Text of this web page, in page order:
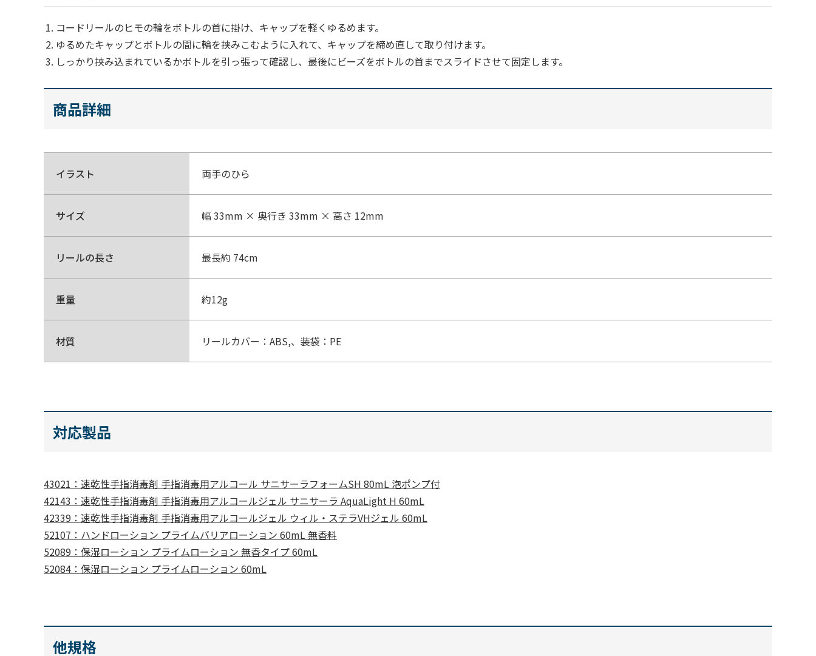
コードリールのヒモの輪をボトルの首に掛け、キャップを軽くゆるめます。
ゆるめたキャップとボトルの間に輪を挟みこむように入れて、キャップを締め直して取り付けます。
しっかり挟み込まれているかボトルを引っ張って確認し、最後にビーズをボトルの首までスライドさせて固定します。
商品詳細
イラスト 両手のひら
サイズ 幅 33mm × 奥行き 33mm × 高さ 12mm
リールの長さ 最長約 74cm
重量 約12g
材質 リールカバー：ABS,、装袋：PE
対応製品
43021：速乾性手指消毒剤 手指消毒用アルコール サニサーラフォームSH 80mL 泡ポンプ付
42143：速乾性手指消毒剤 手指消毒用アルコールジェル サニサーラ AquaLight H 60mL
42339：速乾性手指消毒剤 手指消毒用アルコールジェル ウィル・ステラVHジェル 60mL
52107：ハンドローション プライムバリアローション 60mL 無香料
52089：保湿ローション プライムローション 無香タイプ 60mL
52084：保湿ローション プライムローション 60mL
他規格